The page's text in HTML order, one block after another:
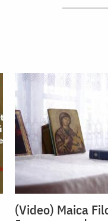
(Video) Maica